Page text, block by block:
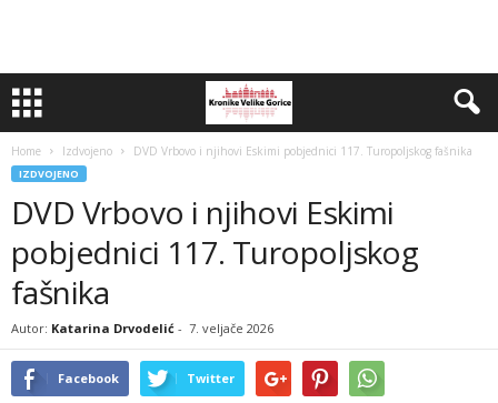
Home Izdvojeno DVD Vrbovo i njihovi Eskimi pobjednici 117. Turopoljskog fašnika
IZDVOJENO
DVD Vrbovo i njihovi Eskimi
pobjednici 117. Turopoljskog
fašnika
Autor: Katarina Drvodelić - 7. veljače 2026
Facebook Twitter